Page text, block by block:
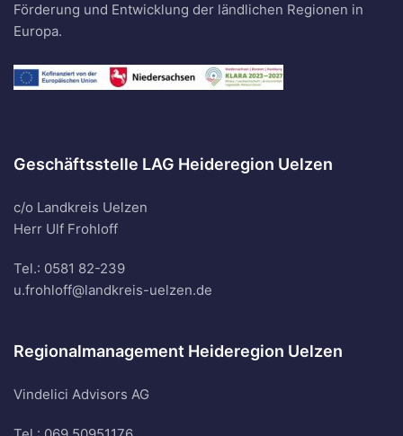
Förderung und Entwicklung der ländlichen Regionen in
Europa.
Geschäftsstelle LAG Heideregion Uelzen
c/o Landkreis Uelzen
Herr Ulf Frohloff
Tel.: 0581 82-239
u.frohloff@landkreis-uelzen.de
Regionalmanagement Heideregion Uelzen
Vindelici Advisors AG